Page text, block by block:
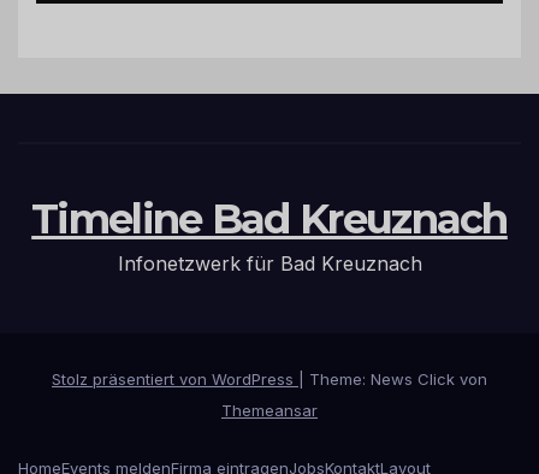
Timeline Bad Kreuznach
Infonetzwerk für Bad Kreuznach
Stolz präsentiert von WordPress
Theme: News Click von
Themeansar
HomeEvents meldenFirma eintragenJobsKontaktLayout